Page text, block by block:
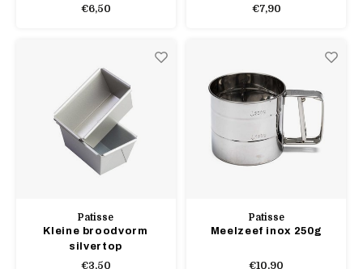
€6,50
€7,90
Patisse
Kleine broodvorm
silvertop
€3,50
Patisse
Meelzeef inox 250g
€10,90